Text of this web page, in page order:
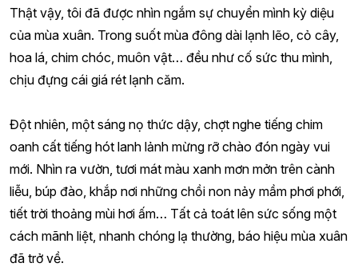
Thật vậy, tôi đã được nhìn ngắm sự chuyển mình kỳ diệu
của mùa xuân. Trong suốt mùa đông dài lạnh lẽo, cỏ cây,
hoa lá, chim chóc, muôn vật… đều như cố sức thu mình,
chịu đựng cái giá rét lạnh căm.
Đột nhiên, một sáng nọ thức dậy, chợt nghe tiếng chim
oanh cất tiếng hót lanh lảnh mừng rỡ chào đón ngày vui
mới. Nhìn ra vườn, tươi mát màu xanh mơn mởn trên cành
liễu, búp đào, khắp nơi những chồi non nảy mầm phơi phới,
tiết trời thoảng mùi hơi ấm… Tất cả toát lên sức sống một
cách mãnh liệt, nhanh chóng lạ thường, báo hiệu mùa xuân
đã trở về.